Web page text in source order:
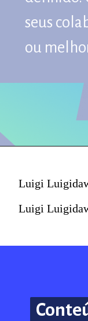
seus
ou
seus
ou
Luigi
Luigi